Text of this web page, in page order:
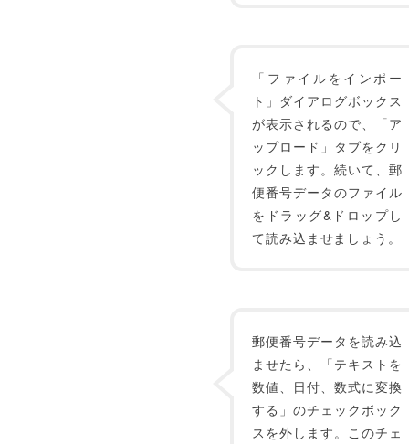
「ファイルをインポー
ト」ダイアログボックス
が表示されるので、「ア
ップロード」タブをクリ
ックします。続いて、郵
便番号データのファイル
をドラッグ&ドロップし
て読み込ませましょう。
郵便番号データを読み込
ませたら、「テキストを
数値、日付、数式に変換
する」のチェックボック
スを外します。このチェ